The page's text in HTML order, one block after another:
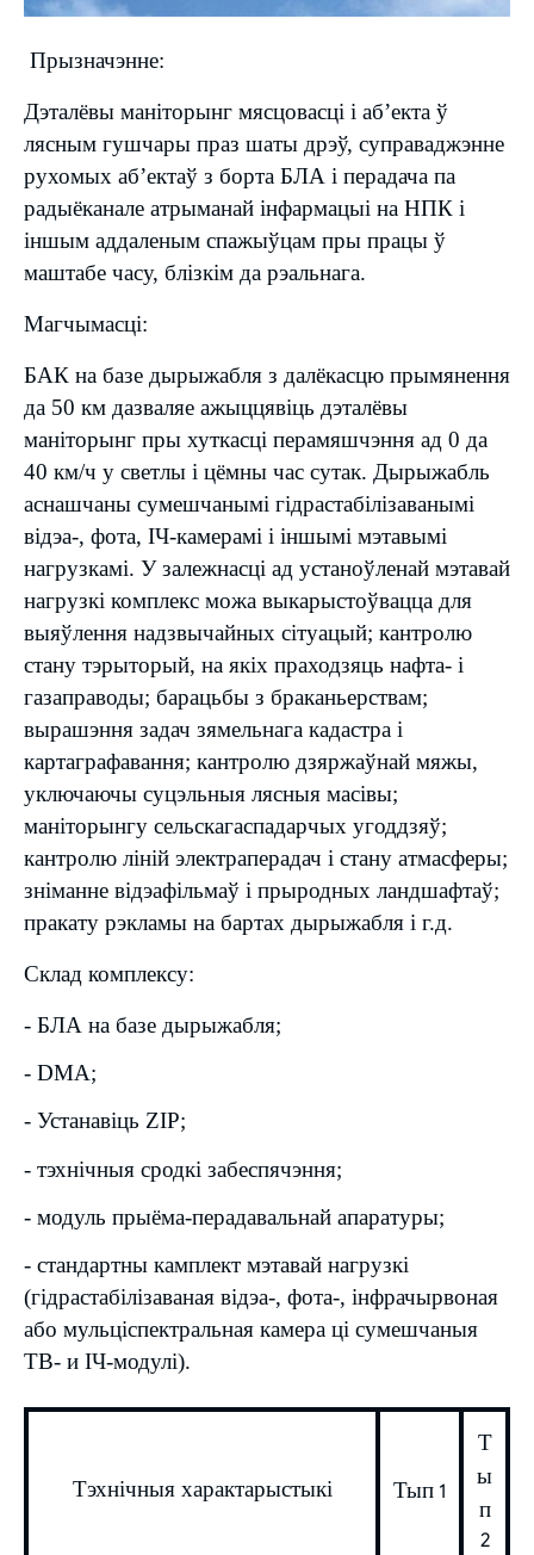
Прызначэнне:
Дэталёвы маніторынг мясцовасці і аб’екта ў
лясным гушчары праз шаты дрэў, суправаджэнне
рухомых аб’ектаў з борта БЛА і перадача па
радыёканале атрыманай інфармацыі на НПК і
іншым аддаленым спажыўцам пры працы ў
маштабе часу, блізкім да рэальнага.
Магчымасці:
БАК на базе дырыжабля з далёкасцю прымянення
да 50 км дазваляе ажыццявіць дэталёвы
маніторынг пры хуткасці перамяшчэння ад 0 да
40 км/ч у светлы і цёмны час сутак. Дырыжабль
аснашчаны сумешчанымі гідрастабілізаванымі
відэа-, фота, ІЧ-камерамі і іншымі мэтавымі
нагрузкамі. У залежнасці ад устаноўленай мэтавай
нагрузкі комплекс можа выкарыстоўвацца для
выяўлення надзвычайных сітуацый; кантролю
стану тэрыторый, на якіх праходзяць нафта- і
газаправоды; барацьбы з браканьерствам;
вырашэння задач зямельнага кадастра і
картаграфавання; кантролю дзяржаўнай мяжы,
уключаючы суцэльныя лясныя масівы;
маніторынгу сельскагаспадарчых угоддзяў;
кантролю ліній электраперадач і стану атмасферы;
зніманне відэафільмаў і прыродных ландшафтаў;
пракату рэкламы на бартах дырыжабля і г.д.
Склад комплексу:
- БЛА на базе дырыжабля;
- DMA;
- Устанавіць ZIP;
- тэхнічныя сродкі забеспячэння;
- модуль прыёма-перадавальнай апаратуры;
- стандартны камплект мэтавай нагрузкі
(гідрастабілізаваная відэа-, фота-, інфрачырвоная
або мульціспектральная камера ці сумешчаныя
ТВ- и ІЧ-модулі).
Тэхнічныя характарыстыкі Тып1
Т
ы
п
2